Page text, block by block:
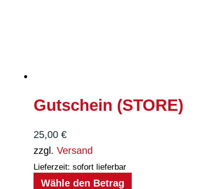
Gutschein (STORE)
25,00 €
zzgl. Versand
Lieferzeit: sofort lieferbar
Wähle den Betrag